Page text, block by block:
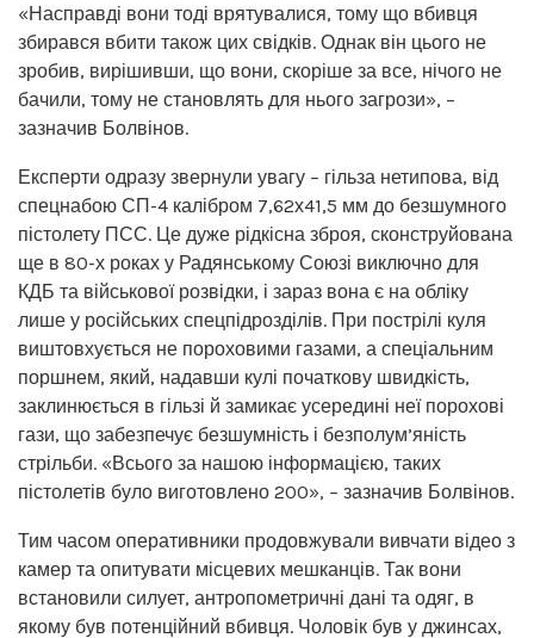
«Насправді вони тоді врятувалися, тому що вбивця
збирався вбити також цих свідків. Однак він цього не
зробив, вирішивши, що вони, скоріше за все, нічого не
бачили, тому не становлять для нього загрози», –
зазначив Болвінов.
Експерти одразу звернули увагу – гільза нетипова, від
спецнабою СП-4 калібром 7,62х41,5 мм до безшумного
пістолету ПСС. Це дуже рідкісна зброя, сконструйована
ще в 80-х роках у Радянському Союзі виключно для
КДБ та військової розвідки, і зараз вона є на обліку
лише у російських спецпідрозділів. При пострілі куля
виштовхується не пороховими газами, а спеціальним
поршнем, який, надавши кулі початкову швидкість,
заклинюється в гільзі й замикає усередині неї порохові
гази, що забезпечує безшумність і безполум’яність
стрільби. «Всього за нашою інформацією, таких
пістолетів було виготовлено 200», – зазначив Болвінов.
Тим часом оперативники продовжували вивчати відео з
камер та опитувати місцевих мешканців. Так вони
встановили силует, антропометричні дані та одяг, в
якому був потенційний вбивця. Чоловік був у джинсах,